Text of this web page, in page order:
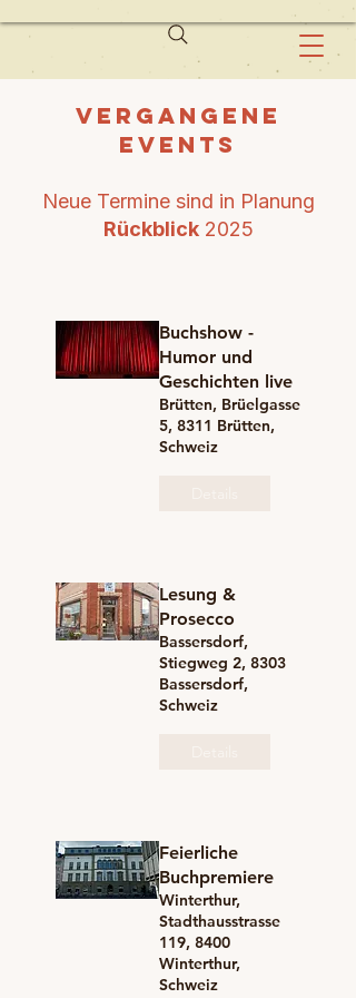
Vergangene
Events
Neue Termine sind in Planung
Rückblick2025
Buchshow -
Humor und
Geschichten live
Brütten, Brüelgasse
5, 8311 Brütten,
Schweiz
Lesung &
Prosecco
Bassersdorf,
Stiegweg 2, 8303
Bassersdorf,
Schweiz
Feierliche
Buchpremiere
Winterthur,
Stadthausstrasse
119, 8400
Winterthur,
Schweiz